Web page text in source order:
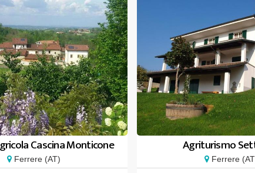
Cascina Monticone
Ferrere (AT)
Agriturismo
Ferrere